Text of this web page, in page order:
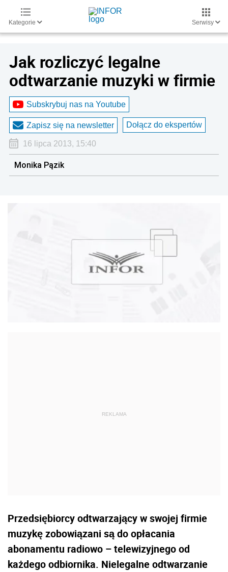
Kategorie Serwisy
Jak rozliczyć legalne
odtwarzanie muzyki w firmie
Subskrybuj nas na Youtube
Zapisz się na newsletter Dołącz do ekspertów
16 lipca 2013, 15:40
Monika Pązik
Przedsiębiorcy odtwarzający w swojej firmie
muzykę zobowiązani są do opłacania
abonamentu radiowo – telewizyjnego od
każdego odbiornika. Nielegalne odtwarzanie